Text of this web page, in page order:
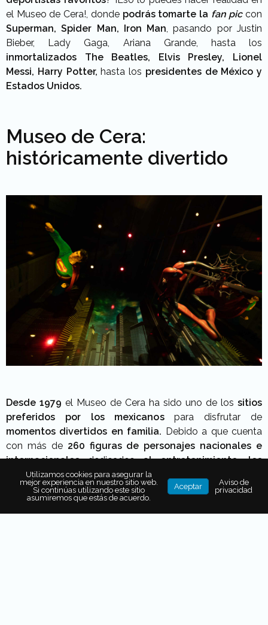
el Museo de Cera!, donde podrás tomarte la fan piccon
Superman, Spider Man, Iron Man , pasando por Justin
Bieber, Lady Gaga, Ariana Grande, hasta los
inmortalizados The Beatles, Elvis Presley, Lionel
Messi, Harry Potter, hasta los presidentes de México y
Estados Unidos.
Museo de Cera:
históricamente divertido
Desde 1979 el Museo de Cera ha sido uno de los sitios
preferidos por los mexicanospara disfrutar de
momentos divertidos en familia. Debido a que cuenta
con más de 260 figuras de personajes nacionales e
internacionalesdedicadosal entretenimiento, los
espectáculos, la música, el deporte, la cultura, la
política, la historia, y hasta el terror
.
Utilizamos cookies para asegurar la
mejor experiencia en nuestro sitio web.
Si continúas utilizando este sitio
asumiremos que estás de acuerdo.
Aceptar
Aviso de
privacidad